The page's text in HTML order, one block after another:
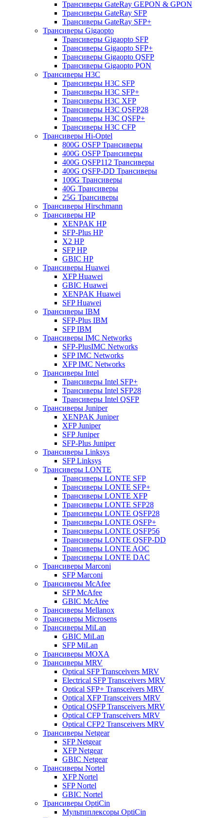
Трансиверы GateRay GEPON & GPON
Трансиверы GateRay SFP
Трансиверы GateRay SFP+
Трансиверы Gigaopto
Трансиверы Gigaopto SFP
Трансиверы Gigaopto SFP+
Трансиверы Gigaopto QSFP
Трансиверы Gigaopto PON
Трансиверы H3C
Трансиверы H3C SFP
Трансиверы H3C SFP+
Трансиверы H3C XFP
Трансиверы H3C QSFP28
Трансиверы H3C QSFP+
Трансиверы H3C CFP
Трансиверы Hi-Optel
800G OSFP Трансиверы
400G OSFP Трансиверы
400G QSFP112 Трансиверы
400G QSFP-DD Трансиверы
100G Трансиверы
40G Трансиверы
25G Трансиверы
Трансиверы Hirschmann
Трансиверы HP
XENPAK HP
SFP-Plus HP
X2 HP
SFP HP
GBIC HP
Трансиверы Huawei
XFP Huawei
GBIC Huawei
XENPAK Huawei
SFP Huawei
Трансиверы IBM
SFP-Plus IBM
SFP IBM
Трансиверы IMC Networks
SFP-PlusIMC Networks
SFP IMC Networks
XFP IMC Networks
Трансиверы Intel
Трансиверы Intel SFP+
Трансиверы Intel SFP28
Трансиверы Intel QSFP
Трансиверы Juniper
XENPAK Juniper
XFP Juniper
SFP Juniper
SFP-Plus Juniper
Трансиверы Linksys
SFP Linksys
Трансиверы LONTE
Трансиверы LONTE SFP
Трансиверы LONTE SFP+
Трансиверы LONTE XFP
Трансиверы LONTE SFP28
Трансиверы LONTE QSFP28
Трансиверы LONTE QSFP+
Трансиверы LONTE QSFP56
Трансиверы LONTE QSFP-DD
Трансиверы LONTE AOC
Трансиверы LONTE DAC
Трансиверы Marconi
SFP Marconi
Трансиверы McAfee
SFP McAfee
GBIC McAfee
Трансиверы Mellanox
Трансиверы Microsens
Трансиверы MiLan
GBIC MiLan
SFP MiLan
Трансиверы MOXA
Трансиверы MRV
Optical SFP Transceivers MRV
Electrical SFP Transceivers MRV
Optical SFP+ Transceivers MRV
Optical XFP Transceivers MRV
Optical QSFP Transceivers MRV
Optical CFP Transceivers MRV
Optical CFP2 Transceivers MRV
Трансиверы Netgear
SFP Netgear
XFP Netgear
GBIC Netgear
Трансиверы Nortel
XFP Nortel
SFP Nortel
GBIC Nortel
Трансиверы OptiCin
Мультиплексоры OptiCin